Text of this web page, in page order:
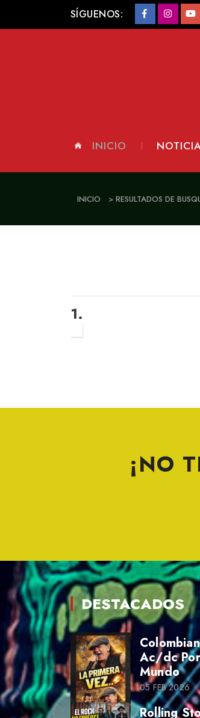
SÍGUENOS:
INICIO
INICIO > RESULTADOS DE
1.
¡NO
DESTACADOS
Ac/dc
Mundo
05 FEB 2026
Rolling